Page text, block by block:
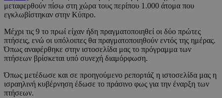
μεταφερθούν πίσω στη χώρα τους περίπου 1.000 άτομα που
εγκλωβίστηκαν στην Κύπρο.
Μέχρι τις 9 το πρωί είχαν ήδη πραγματοποιηθεί οι δύο πρώτες
πτήσεις, ενώ οι υπόλοιπες θα πραγματοποιηθούν εντός της ημέρας.
Όπως αναφέρθηκε στην ιστοσελίδα μας το πρόγραμμα των
πτήσεων βρίσκεται υπό συνεχή διαμόρφωση.
Όπως μετέδωσε και σε προηγούμενο ρεπορτάζ η ιστοσελίδα μας η
ισραηλινή κυβέρνηση έδωσε το πράσινο φως για την έναρξη των
πτήσεων.